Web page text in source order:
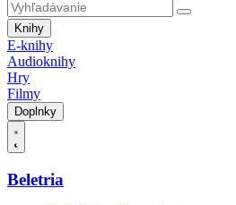
Knihy
E-knihy
Audioknihy
Hry
Filmy
Doplnky
Beletria